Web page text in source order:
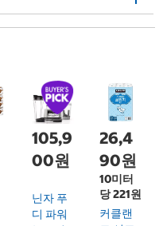
105,9
00원
닌자 푸
디 파워
26,4
90원
10미터
당 221원
커클랜